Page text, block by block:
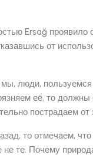
Ersağ
от
мы, люди,
её, то
пострадаем от
то отмечаем,
не те. Почему